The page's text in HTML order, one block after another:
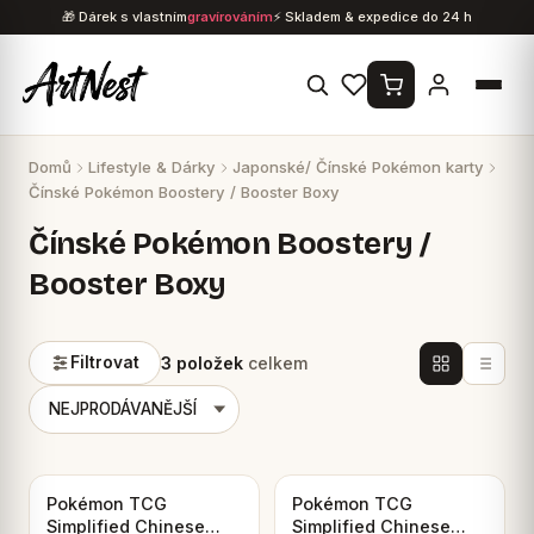
obsah
🎁 Dárek s vlastnímgravírováním⚡ Skladem & expedice do 24 h
Domů Lifestyle & Dárky
Japonské/ Čínské Pokémon karty
Čínské Pokémon Boostery / Booster Boxy
Čínské Pokémon Boostery /
Booster Boxy
Filtrovat 3 položekcelkem
Pokémon TCG
Simplified Chinese
Pokémon TCG
Simplified Chinese